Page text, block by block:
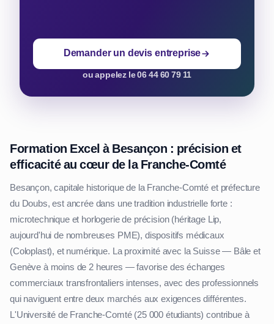
Demander un devis entreprise
ou appelez le 06 44 60 79 11
Formation Excel à Besançon : précision et
efficacité au cœur de la Franche-Comté
Besançon, capitale historique de la Franche-Comté et préfecture
du Doubs, est ancrée dans une tradition industrielle forte :
microtechnique et horlogerie de précision (héritage Lip,
aujourd'hui de nombreuses PME), dispositifs médicaux
(Coloplast), et numérique. La proximité avec la Suisse — Bâle et
Genève à moins de 2 heures — favorise des échanges
commerciaux transfrontaliers intenses, avec des professionnels
qui naviguent entre deux marchés aux exigences différentes.
L'Université de Franche-Comté (25 000 étudiants) contribue à